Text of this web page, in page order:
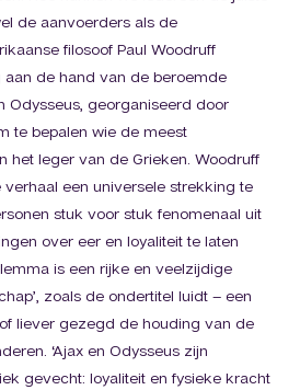
de aanvoerders als de
filosoof Paul Woodruff
de hand van de beroemde
Odysseus, georganiseerd door
te bepalen wie de meest
het leger van de Grieken. Woodruff
een universele strekking te
stuk voor stuk fenomenaal uit
over eer en loyaliteit te laten
is een rijke en veelzijdige
zoals de ondertitel luidt – een
liever gezegd de houding van de
‘Ajax en Odysseus zijn
gevecht: loyaliteit en fysieke kracht